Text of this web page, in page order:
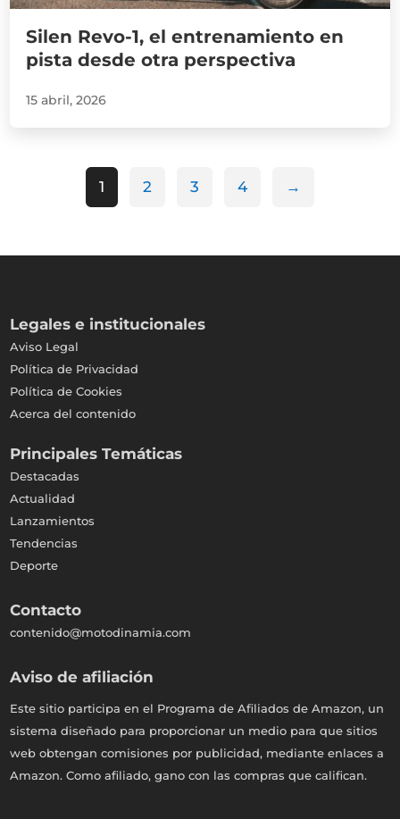
Silen Revo-1, el entrenamiento en
pista desde otra perspectiva
15 abril, 2026
1 2 3 4 →
Legales e institucionales
Aviso Legal
Política de Privacidad
Política de Cookies
Acerca del contenido
Principales Temáticas
Destacadas
Actualidad
Lanzamientos
Tendencias
Deporte
Contacto
contenido@motodinamia.com
Aviso de afiliación
Este sitio participa en el Programa de Afiliados de Amazon, un
sistema diseñado para proporcionar un medio para que sitios
web obtengan comisiones por publicidad, mediante enlaces a
Amazon. Como afiliado, gano con las compras que califican.